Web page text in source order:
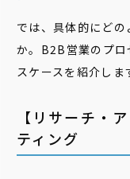
では、具体的にど
か。B2B営業のプロ
スケースを紹介しま
【リサーチ・
ティング